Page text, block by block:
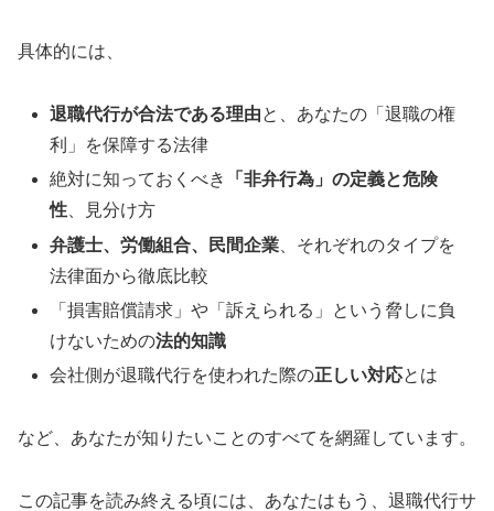
具体的には、
退職代行が合法である理由と、あなたの「退職の権
利」を保障する法律
絶対に知っておくべき
「非弁行為」の定義と危険
性 、見分け方
弁護士、労働組合、民間企業 、それぞれのタイプを
法律面から徹底比較
「損害賠償請求」や「訴えられる」という脅しに負
けないための法的知識
会社側が退職代行を使われた際の正しい対応とは
など、あなたが知りたいことのすべてを網羅しています。
この記事を読み終える頃には、あなたはもう、退職代行サ